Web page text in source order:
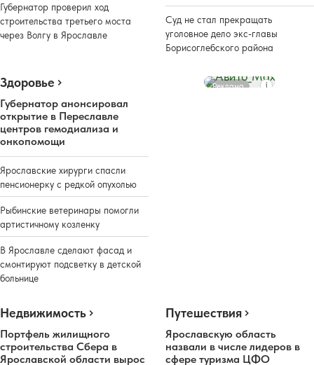
Губернатор проверил ход
строительства третьего моста
через Волгу в Ярославле
Суд не стал прекращать
уголовное дело экс-главы
Борисоглебского района
Здоровье
Губернатор анонсировал
открытие в Переславле
центров гемодиализа и
онкопомощи
Ярославские хирурги спасли
пенсионерку с редкой опухолью
Рыбинские ветеринары помогли
артистичному козленку
В Ярославле сделают фасад и
смонтируют подсветку в детской
больнице
Реклама
Недвижимость
Портфель жилищного
строительства Сбера в
Ярославской области вырос
Путешествия
Ярославскую область
назвали в числе лидеров в
сфере туризма ЦФО